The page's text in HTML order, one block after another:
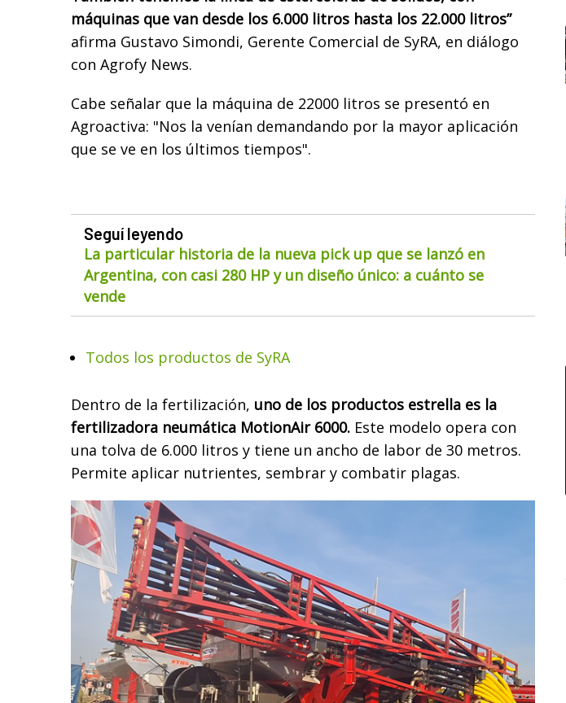
máquinas que van desde los 6.000 litros hasta los 22.000 litros”
afirma Gustavo Simondi, Gerente Comercial de SyRA, en diálogo
con Agrofy News.
Cabe señalar que la máquina de 22000 litros se presentó en
Agroactiva: "Nos la venían demandando por la mayor aplicación
que se ve en los últimos tiempos".
Seguí leyendo
La particular historia de la nueva pick up que se lanzó en
Argentina, con casi 280 HP y un diseño único: a cuánto se
vende
Todos los productos de SyRA
Dentro de la fertilización, uno de los productos estrella es la
fertilizadora neumática MotionAir 6000. Este modelo opera con
una tolva de 6.000 litros y tiene un ancho de labor de 30 metros.
Permite aplicar nutrientes, sembrar y combatir plagas.